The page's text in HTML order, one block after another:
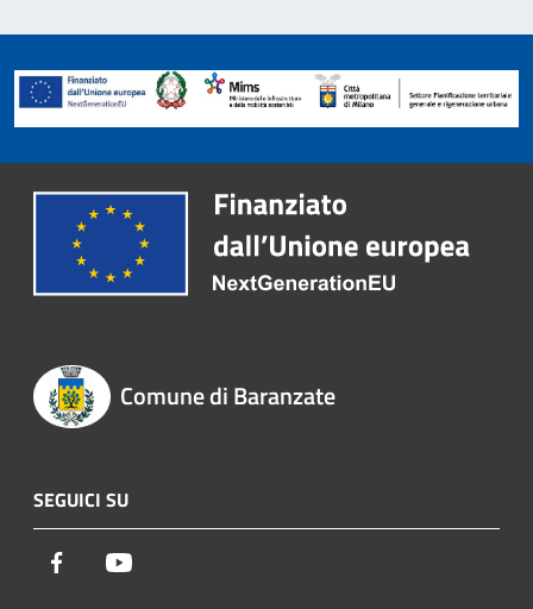
Comune di Baranzate
SEGUICI SU
Facebook